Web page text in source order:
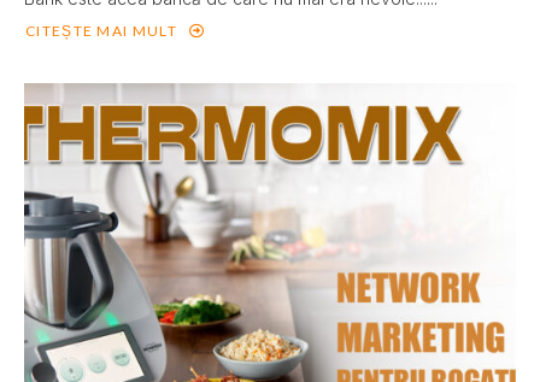
CITEȘTE MAI MULT